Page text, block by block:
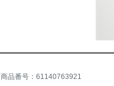
商品番号：61140763921